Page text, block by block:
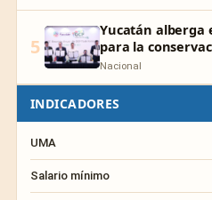
5
Yucatán
para la
Nacional
INDICADORES
UMA
Salario mínimo